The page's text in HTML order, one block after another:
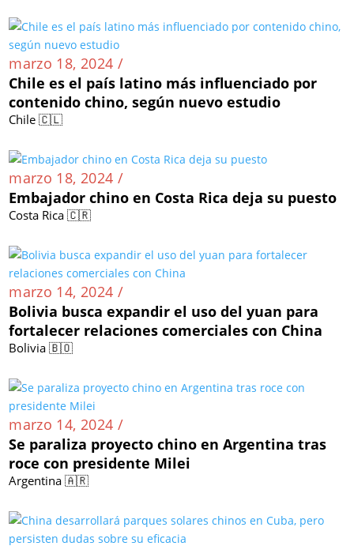
marzo 18, 2024 /
Chile es el país latino más influenciado por
contenido chino, según nuevo estudio
Chile 🇨🇱
marzo 18, 2024 /
Embajador chino en Costa Rica deja su puesto
Costa Rica 🇨🇷
marzo 14, 2024 /
Bolivia busca expandir el uso del yuan para
fortalecer relaciones comerciales con China
Bolivia 🇧🇴
marzo 14, 2024 /
Se paraliza proyecto chino en Argentina tras
roce con presidente Milei
Argentina 🇦🇷